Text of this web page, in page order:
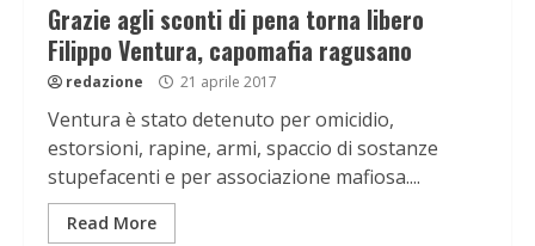
Grazie agli sconti di pena torna libero
Filippo Ventura, capomafia ragusano
redazione 21 aprile 2017
Ventura è stato detenuto per omicidio,
estorsioni, rapine, armi, spaccio di sostanze
stupefacenti e per associazione mafiosa....
Read More